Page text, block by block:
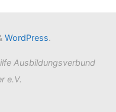
WordPress.
Ausbildungsverbund
e.V.